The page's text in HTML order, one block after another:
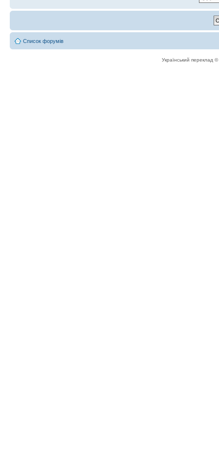
Список форумів
Український переклад